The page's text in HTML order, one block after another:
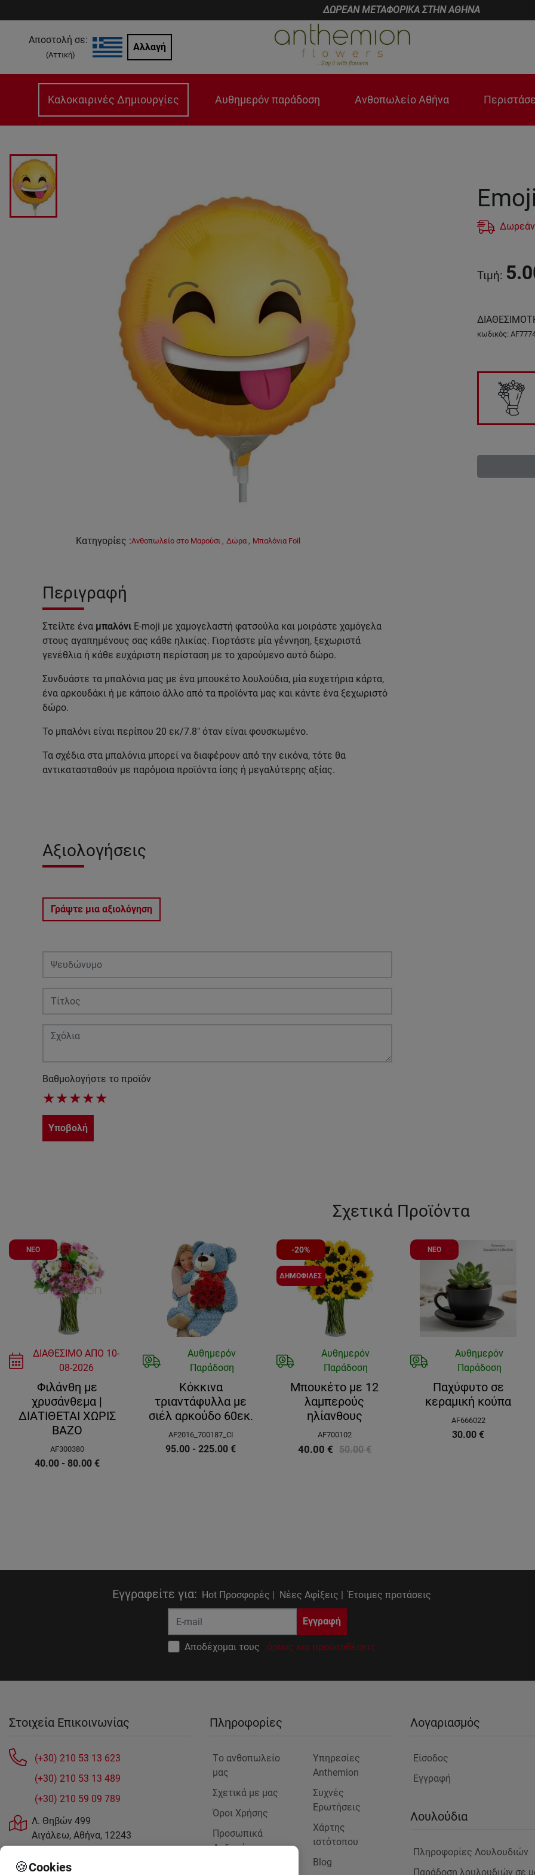
ΔΩΡΕΑΝ ΜΕΤΑΦΟΡΙΚΑ ΣΤΗΝ ΑΘΗΝΑ
Αποστολή σε:
(Αττική)
Αλλαγή
Καλοκαιρινές Δημιουργίες Αυθημερόν παράδοση Ανθοπωλείο Αθήνα
Κατηγορίες :Ανθοπωλείο στο Μαρούσι , Δώρα , Μπαλόνια Foil
Περιγραφή
Στείλτε ένα μπαλόνι E-moji με χαμογελαστή φατσούλα και μοιράστε χαμόγελα
στους αγαπημένους σας κάθε ηλικίας. Γιορτάστε μία γέννηση, ξεχωριστά
γενέθλια ή κάθε ευχάριστη περίσταση με το χαρούμενο αυτό δώρο.
Συνδυάστε τα μπαλόνια μας με ένα μπουκέτο λουλούδια, μία ευχετήρια κάρτα,
ένα αρκουδάκι ή με κάποιο άλλο από τα προϊόντα μας και κάντε ένα ξεχωριστό
δώρο.
Το μπαλόνι είναι περίπου 20 εκ/7.8" όταν είναι φουσκωμένο.
Τα σχέδια στα μπαλόνια μπορεί να διαφέρουν από την εικόνα, τότε θα
αντικατασταθούν με παρόμοια προϊόντα ίσης ή μεγαλύτερης αξίας.
Αξιολογήσεις
Γράψτε μια αξιολόγηση
Βαθμολογήστε το προϊόν
★★★★★
Υποβολή
Τιμή:
κωδικός:
Σχετικά Προϊόντα
ΝΕΟ
ΔΙΑΘΕΣΙΜΟ ΑΠΟ 10-
08-2026
Φιλάνθη με
χρυσάνθεμα |
ΔΙΑΤΙΘΕΤΑΙ ΧΩΡΙΣ
ΒΑΖΟ
AF300380
40.00 - 80.00 €
Αυθημερόν
Παράδοση
Κόκκινα
τριαντάφυλλα με
σιέλ αρκούδο 60εκ.
AF2016_700187_CI
95.00 - 225.00 €
-20%
ΔΗΜΟΦΙΛΕΣ
Αυθημερόν
Παράδοση
Μπουκέτο με 12
λαμπερούς
ηλίανθους
AF700102
40.00 € 50.00 €
ΝΕΟ
Αυθημερόν
Παράδοση
Παχύφυτο σε
κεραμική κούπα
AF666022
30.00 €
Εγγραφείτε για: Hot Προσφορές | Νέες Αφίξεις | Έτοιμες προτάσεις
Εγγραφή
Αποδέχομαι τους όρους και προϋποθέσεις
Στοιχεία Επικοινωνίας
(+30) 210 53 13 623
(+30) 210 53 13 489
(+30) 210 59 09 789
Λ. Θηβών 499
Αιγάλεω, Αθήνα, 12243
Πληροφορίες
Tο ανθοπωλείο
μας
Σχετικά με μας
Όροι Χρήσης
Προσωπικά
Δεδομένα
Υπηρεσίες
Anthemion
Συχνές
Ερωτήσεις
Χάρτης
ιστότοπου
Blog
Λογαριασμός
Είσοδος
Εγγραφή
Λουλούδια
Πληροφορίες Λουλουδιών
Παράδοση λουλουδιών σε
🍪Cookies